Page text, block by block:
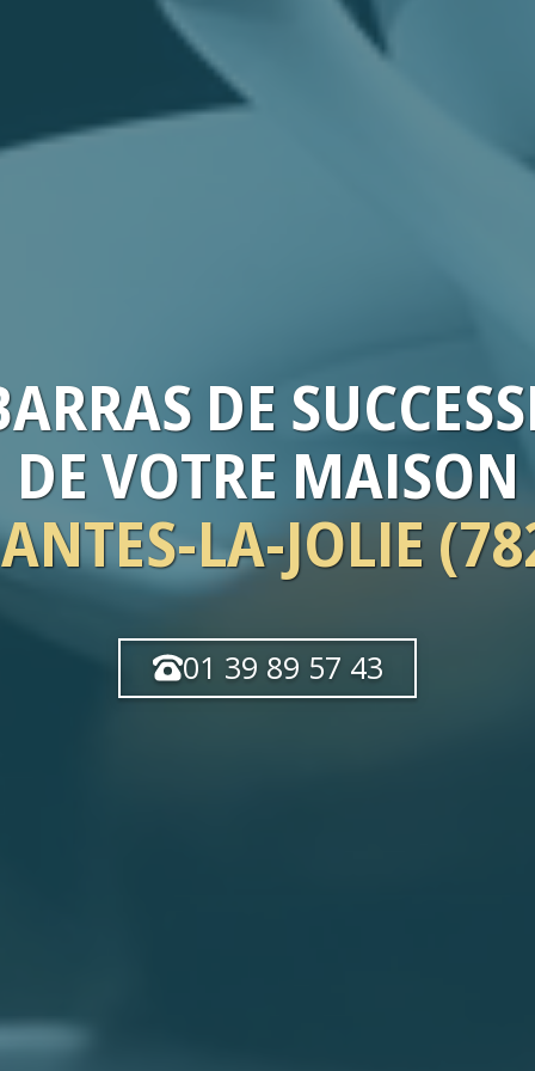
DE
DE VOTRE MAISON
LA-JOLIE
01 39 89 57 43